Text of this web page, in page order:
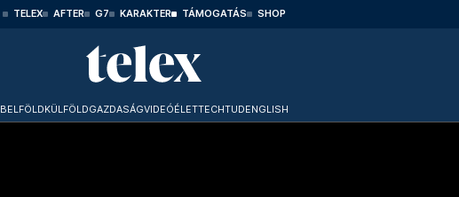
TELEX AFTER G7 KARAKTER TÁMOGATÁS SHOP
BELFÖLDKÜLFÖLDGAZDASÁGVIDEÓÉLETTECHTUDENGLISH